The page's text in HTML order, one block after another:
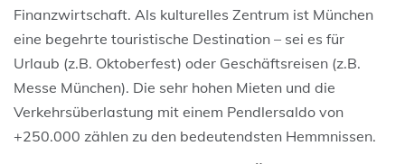
Finanzwirtschaft. Als kulturelles Zentrum ist München
eine begehrte touristische Destination – sei es für
Urlaub (z.B. Oktoberfest) oder Geschäftsreisen (z.B.
Messe München). Die sehr hohen Mieten und die
Verkehrsüberlastung mit einem Pendlersaldo von
+250.000 zählen zu den bedeutendsten Hemmnissen.